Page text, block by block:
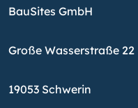
BauSites GmbH
Große Wasserstraße 22
19053 Schwerin